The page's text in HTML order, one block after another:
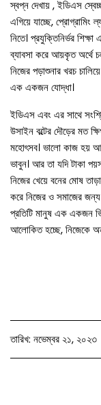
স্বপ্ন দেখায় , ইডিএস
এগিয়ে যাচ্ছে, প্রোগ্রামিং
নিতে। প্রযুক্তিনির্ভর
ব্যাবসা করে আয়কৃত অর্থে
নিজের পড়াশুনার খরচ
এক একজন যোদ্ধা।
ইডিএস এবং এর সাথে
উসাইন বল্টের দৌড়ের মত
মহোৎসব। ভালো কাজ হয়
ভাবুন। আর তা যদি টাকা
নিজের খেয়ে বনের মোষ
করে নিজের ও সমাজের
প্রতিটি মানুষ এক একজন
আলোকিত হচ্ছে, নিজেকে
তারিখ: নভেম্বর ২১, ২০২৩